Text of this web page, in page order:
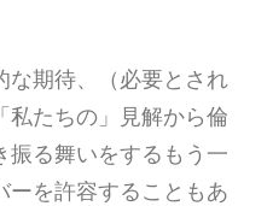
な期待、（必要とされ
私たちの」見解から倫
振る舞いをするもう一
ーを許容することもあ